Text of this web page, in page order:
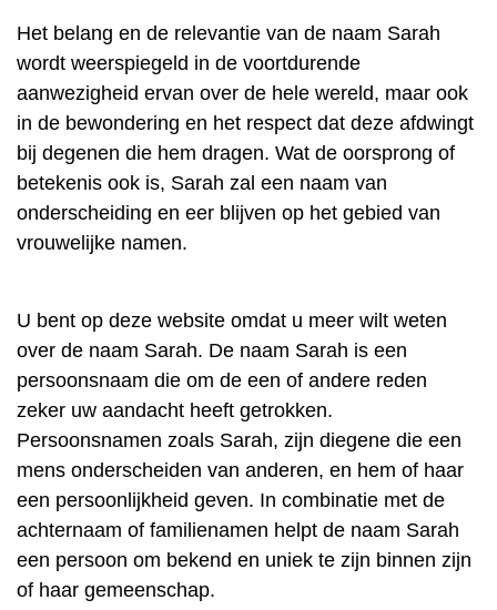
Het belang en de relevantie van de naam Sarah
wordt weerspiegeld in de voortdurende
aanwezigheid ervan over de hele wereld, maar ook
in de bewondering en het respect dat deze afdwingt
bij degenen die hem dragen. Wat de oorsprong of
betekenis ook is, Sarah zal een naam van
onderscheiding en eer blijven op het gebied van
vrouwelijke namen.
U bent op deze website omdat u meer wilt weten
over de naam Sarah. De naam Sarah is een
persoonsnaam die om de een of andere reden
zeker uw aandacht heeft getrokken.
Persoonsnamen zoals Sarah, zijn diegene die een
mens onderscheiden van anderen, en hem of haar
een persoonlijkheid geven. In combinatie met de
achternaam of familienamen helpt de naam Sarah
een persoon om bekend en uniek te zijn binnen zijn
of haar gemeenschap.